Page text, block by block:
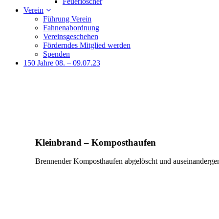
Verein
Führung Verein
Fahnenabordnung
Vereinsgeschehen
Förderndes Mitglied werden
Spenden
150 Jahre 08. – 09.07.23
Kleinbrand – Komposthaufen
Brennender Komposthaufen abgelöscht und